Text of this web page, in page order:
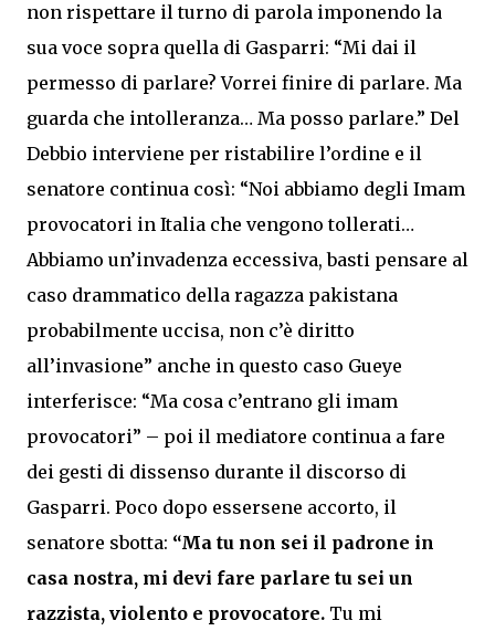
non rispettare il turno di parola imponendo la
sua voce sopra quella di Gasparri: “Mi dai il
permesso di parlare? Vorrei finire di parlare. Ma
guarda che intolleranza… Ma posso parlare.” Del
Debbio interviene per ristabilire l’ordine e il
senatore continua così: “Noi abbiamo degli Imam
provocatori in Italia che vengono tollerati…
Abbiamo un’invadenza eccessiva, basti pensare al
caso drammatico della ragazza pakistana
probabilmente uccisa, non c’è diritto
all’invasione” anche in questo caso Gueye
interferisce: “Ma cosa c’entrano gli imam
provocatori” – poi il mediatore continua a fare
dei gesti di dissenso durante il discorso di
Gasparri. Poco dopo essersene accorto, il
senatore sbotta: “Ma tu non sei il padrone in
casa nostra, mi devi fare parlare tu sei un
razzista, violento e provocatore. Tu mi